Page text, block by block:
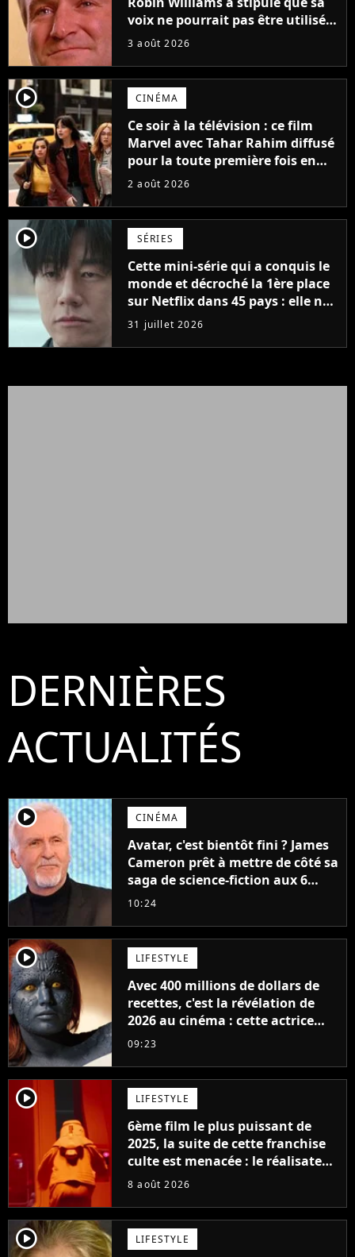
voix ne pourrait pas être utilisée
avant 2039, pourtant Disney
inédits
3 août 2026
player2 CINÉMA
Ce soir à la télévision : ce film
Marvel avec Tahar Rahim diffusé
pour la toute première fois en
France
2 août 2026
player2 SÉRIES
Cette mini-série qui a conquis le
monde et décroché la 1ère place
sur Netflix dans 45 pays : elle ne
compte que 10 épisodes et c'est
un phénomène mondial
31 juillet 2026
DERNIÈRES
ACTUALITÉS
player2 CINÉMA
Avatar, c'est bientôt fini ? James
Cameron prêt à mettre de côté sa
saga de science-fiction aux 6
milliards de recettes
10:24
player2 LIFESTYLE
Avec 400 millions de dollars de
recettes, c'est la révélation de
2026 au cinéma : cette actrice
adorée prête à remplacer
09:23
player2 LIFESTYLE
6ème film le plus puissant de
2025, la suite de cette franchise
culte est menacée : le réalisateur
claque la porte pour "différends
8 août 2026
player2 LIFESTYLE